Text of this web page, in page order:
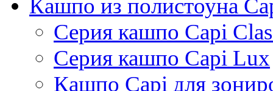
Кашпо из полистоуна
Серия кашпо Capi
Серия кашпо Capi Lux
Кашпо Capi для